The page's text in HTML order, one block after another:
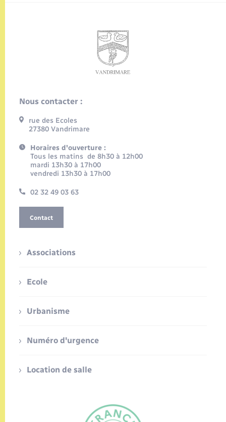
Nous contacter :
rue des Ecoles
27380 Vandrimare
Horaires d'ouverture :
Tous les matins de 8h30 à 12h00
mardi 13h30 à 17h00
vendredi 13h30 à 17h00
02 32 49 03 63
Contact
Associations
Ecole
Urbanisme
Numéro d'urgence
Location de salle